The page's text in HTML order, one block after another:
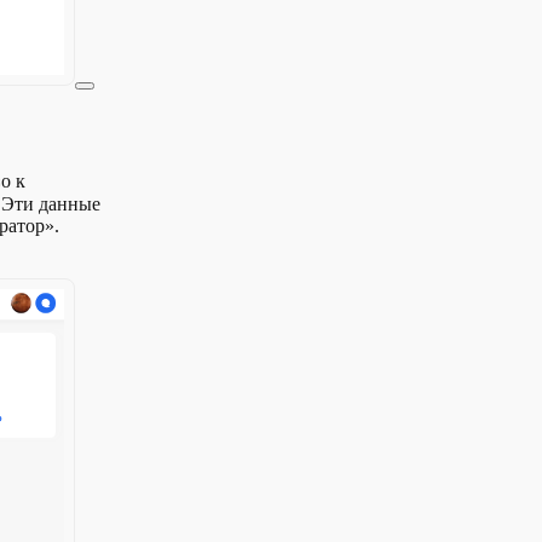
к
данные